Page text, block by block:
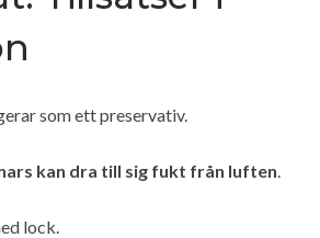
som ett preservativ.
kan dra till sig fukt från luften.
lock.